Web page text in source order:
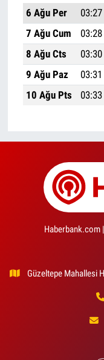
6 Ağu Per
03:27
7 Ağu Cum
03:28
8 Ağu Cts
03:30
9 Ağu Paz
03:31
10 Ağu Pts
03:33
Haberbank.com
Güzeltepe Mahallesi